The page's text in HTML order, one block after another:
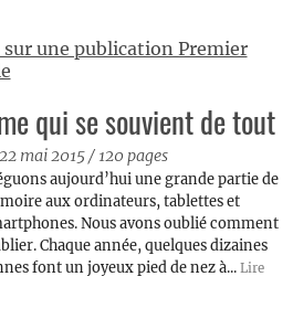
sur une publication Premier
qui se souvient de tout
mai 2015/ 120 pages
aujourd’hui une grande partie de
aux ordinateurs, tablettes et
Nous avons oublié comment
Chaque année, quelques dizaines
font un joyeux pied de nez à... Lire